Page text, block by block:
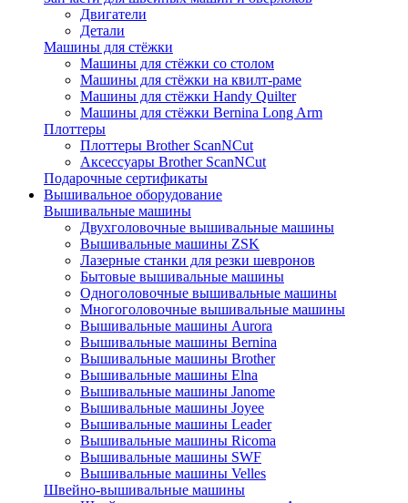
Двигатели
Детали
Машины для стёжки
Машины для стёжки со столом
Машины для стёжки на квилт-раме
Машины для стёжки Handy Quilter
Машины для стёжки Bernina Long Arm
Плоттеры
Плоттеры Brother ScanNCut
Аксессуары Brother ScanNCut
Подарочные сертификаты
Вышивальное оборудование
Вышивальные машины
Двухголовочные вышивальные машины
Вышивальные машины ZSK
Лазерные станки для резки шевронов
Бытовые вышивальные машины
Одноголовочные вышивальные машины
Многоголовочные вышивальные машины
Вышивальные машины Aurora
Вышивальные машины Bernina
Вышивальные машины Brother
Вышивальные машины Elna
Вышивальные машины Janome
Вышивальные машины Joyee
Вышивальные машины Leader
Вышивальные машины Ricoma
Вышивальные машины SWF
Вышивальные машины Velles
Швейно-вышивальные машины